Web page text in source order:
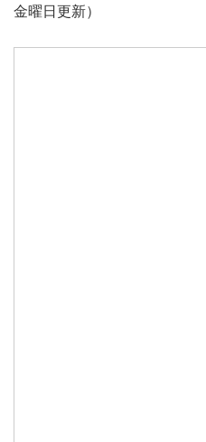
金曜日更新）